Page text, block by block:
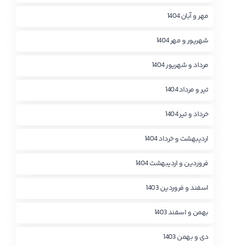
مهر و آبان 1404
شهریور و مهر 1404
مرداد و شهریور 1404
تیر و مرداد 1404
خرداد و تیر 1404
اردیبهشت و خرداد 1404
فروردین و اردیبهشت 1404
اسفند و فروردین 1403
بهمن و اسفند 1403
دی و بهمن 1403